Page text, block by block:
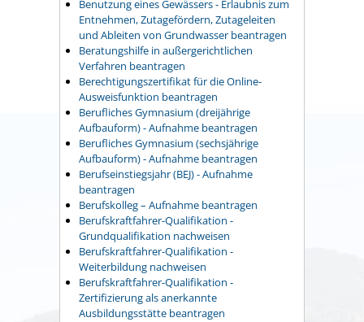
Benutzung eines Gewässers - Erlaubnis zum
Entnehmen, Zutagefördern, Zutageleiten
und Ableiten von Grundwasser beantragen
Beratungshilfe in außergerichtlichen
Verfahren beantragen
Berechtigungszertifikat für die Online-
Ausweisfunktion beantragen
Berufliches Gymnasium (dreijährige
Aufbauform) - Aufnahme beantragen
Berufliches Gymnasium (sechsjährige
Aufbauform) - Aufnahme beantragen
Berufseinstiegsjahr (BEJ) - Aufnahme
beantragen
Berufskolleg – Aufnahme beantragen
Berufskraftfahrer-Qualifikation -
Grundqualifikation nachweisen
Berufskraftfahrer-Qualifikation -
Weiterbildung nachweisen
Berufskraftfahrer-Qualifikation -
Zertifizierung als anerkannte
Ausbildungsstätte beantragen